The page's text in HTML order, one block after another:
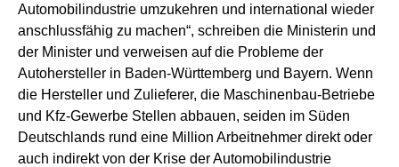
Automobilindustrie umzukehren und international wieder
anschlussfähig zu machen“, schreiben die Ministerin und
der Minister und verweisen auf die Probleme der
Autohersteller in Baden-Württemberg und Bayern. Wenn
die Hersteller und Zulieferer, die Maschinenbau-Betriebe
und Kfz-Gewerbe Stellen abbauen, seiden im Süden
Deutschlands rund eine Million Arbeitnehmer direkt oder
auch indirekt von der Krise der Automobilindustrie